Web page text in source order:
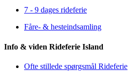
7 - 9 dages rideferie
Fåre- & hesteindsamling
Info & viden Rideferie Island
Ofte stillede spørgsmål Rideferie